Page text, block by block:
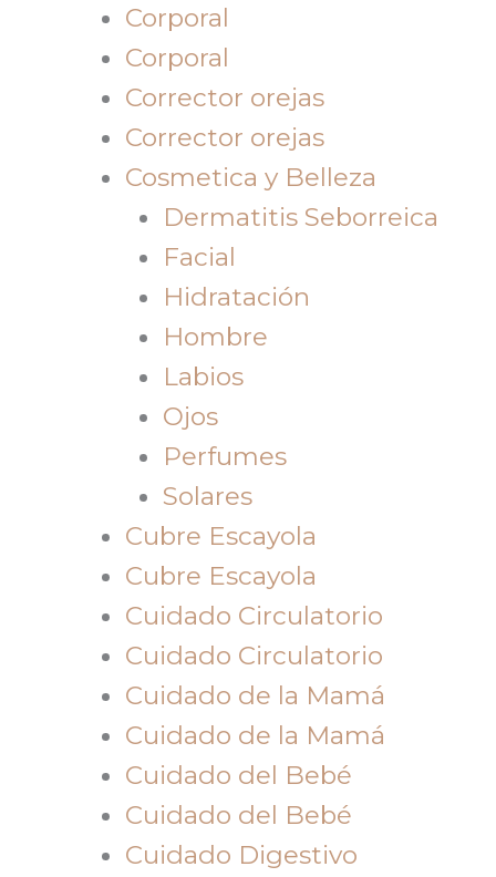
Corporal
Corporal
Corrector orejas
Corrector orejas
Cosmetica y Belleza
Dermatitis Seborreica
Facial
Hidratación
Hombre
Labios
Ojos
Perfumes
Solares
Cubre Escayola
Cubre Escayola
Cuidado Circulatorio
Cuidado Circulatorio
Cuidado de la Mamá
Cuidado de la Mamá
Cuidado del Bebé
Cuidado del Bebé
Cuidado Digestivo